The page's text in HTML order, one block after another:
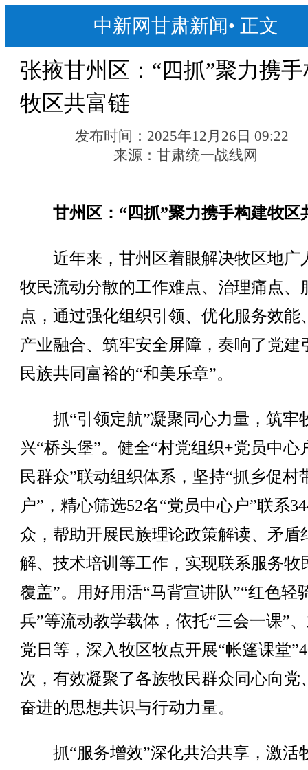
中新网甘肃新闻• 正文
张掖甘州区：“四抓”聚力携
牧区共富链
发布时间： 2025年12月26日 09:22
来源： 甘肃统一战线网
甘州区：“四抓”聚力携手构建牧区
近年来，甘州区着眼解决牧区地广
牧民流动分散的工作难点、治理痛点、
点，通过强化组织引领、优化服务效能
产业融合、筑牢安全屏障，奏响了党建
民族共同富裕的“和美乐章”。
抓“引领定航”凝聚同心力量，筑牢
兴“桥头堡”。健全“村党组织+党员中心
民群众”联动组织体系，坚持“抓乡促村
户”，精心筛选52名“党员中心户”联系
众，帮助开展民族理论政策解读、矛盾
解、技术培训等工作，实现联系服务牧
覆盖”。用好用活“马背宣讲队”“红色轻
兵”等流动教学载体，依托“三会一课”
党日等，深入牧区牧点开展“帐篷课堂
次，有效凝聚了各族牧民群众同心向党
奋进的思想共识与行动力量。
抓“服务增效”深化共治共享，激活